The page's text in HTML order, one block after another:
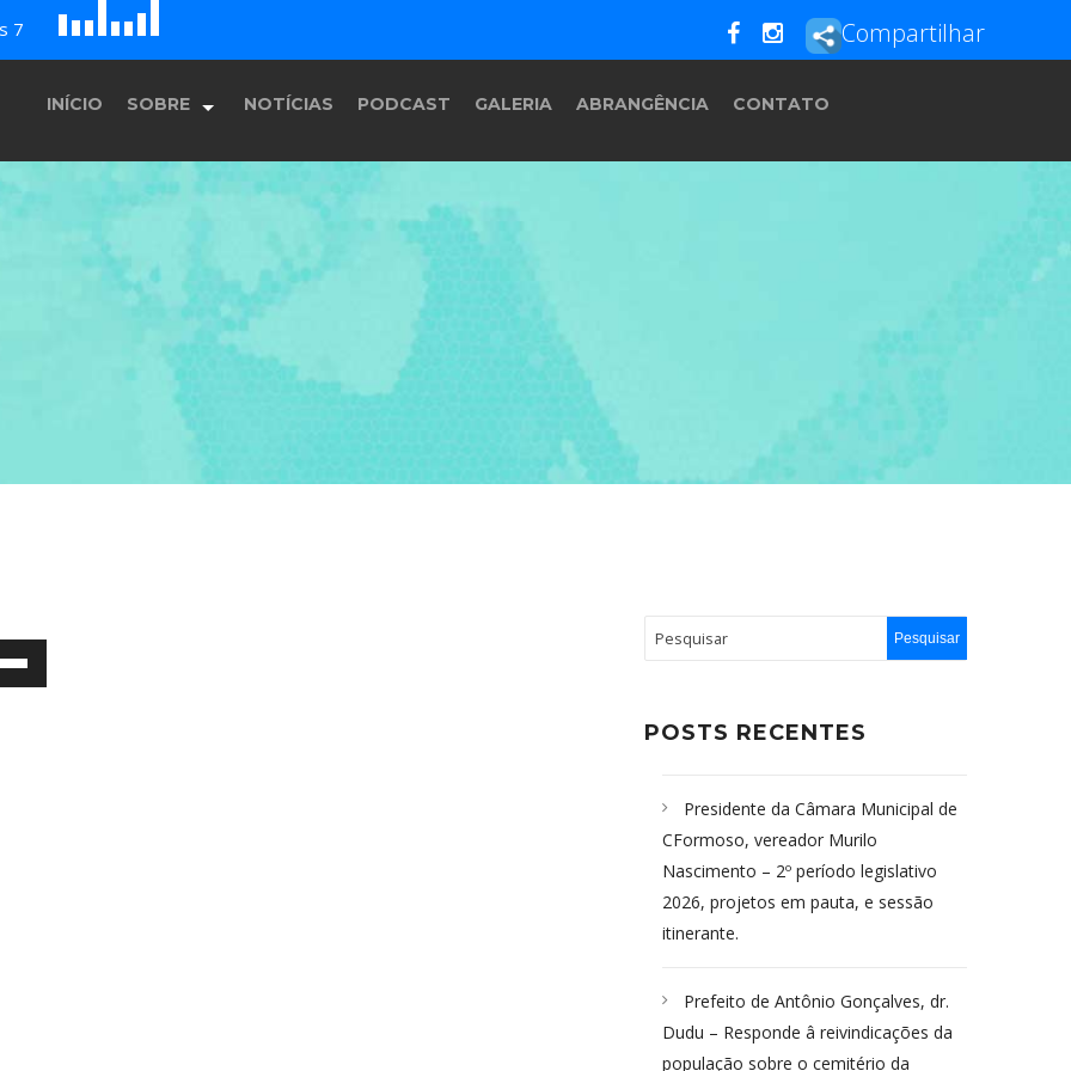
7 A
B c
E F G Compartilhar
INÍCIO SOBRE
História
Equipe
Programação
NOTÍCIAS PODCAST GALERIA ABRANGÊNCIA CONTATO
POSTS RECENTES
Presidente da Câmara Municipal de
CFormoso, vereador Murilo
Nascimento – 2º período legislativo
2026, projetos em pauta, e sessão
itinerante.
Prefeito de Antônio Gonçalves, dr.
Dudu – Responde â reivindicações da
população sobre o cemitério da